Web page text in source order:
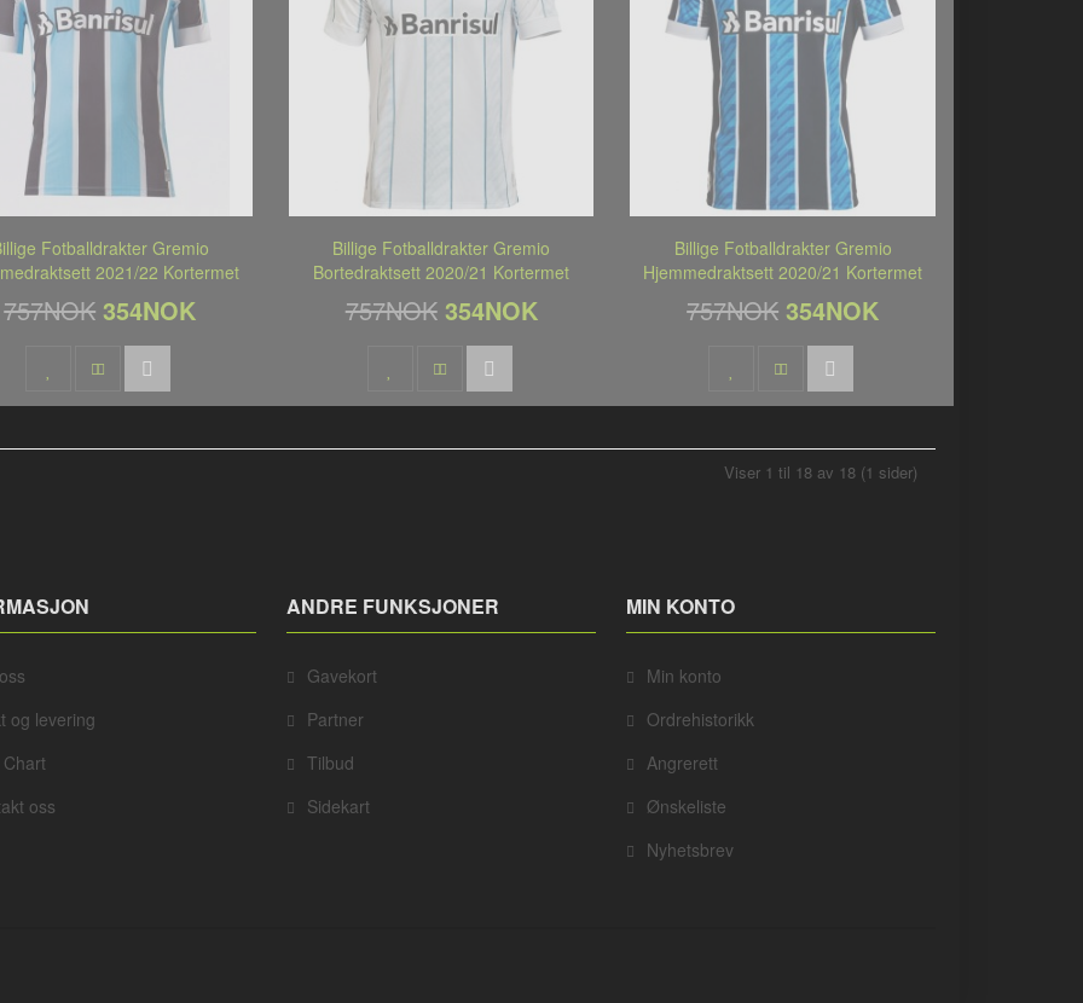
Fotballdrakter Gremio
2021/22 Kortermet
757NOK 354NOK
Billige Fotballdrakter Gremio
Bortedraktsett 2020/21 Kortermet
757NOK 354NOK
Billige Fotballdrakter Gremio
Hjemmedraktsett 2020/21 Kortermet
757NOK 354NOK
Viser 1 til 18 av 18 (1 sider)
og levering
oss
ANDRE FUNKSJONER
Gavekort
Partner
Tilbud
Sidekart
MIN KONTO
Min konto
Ordrehistorikk
Angrerett
Ønskeliste
Nyhetsbrev